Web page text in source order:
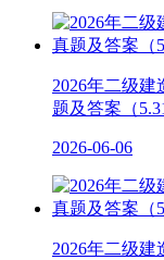
2026年二级
题及答案（
2026-06-06
2026年二级